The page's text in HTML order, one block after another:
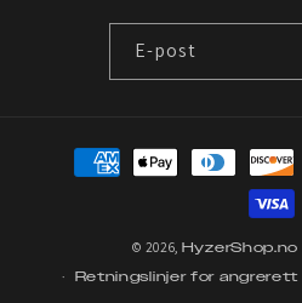
E-post
Betalingsmåter
© 2026, HyzerShop.no
Retningslinjer for angrerett